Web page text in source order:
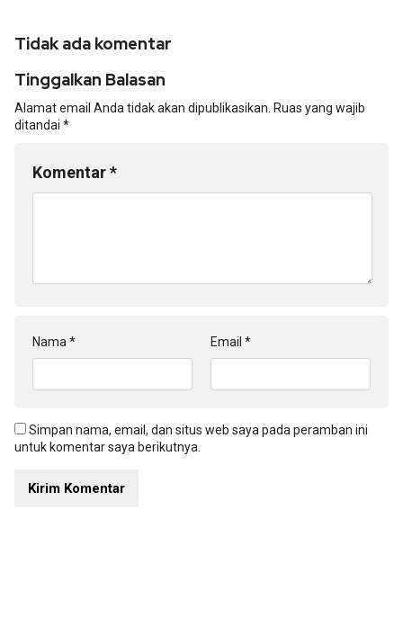
Tidak ada komentar
Tinggalkan Balasan
Alamat email Anda tidak akan dipublikasikan. Ruas yang wajib
ditandai *
Komentar*
Nama * Email *
Simpan nama, email, dan situs web saya pada peramban ini
untuk komentar saya berikutnya.